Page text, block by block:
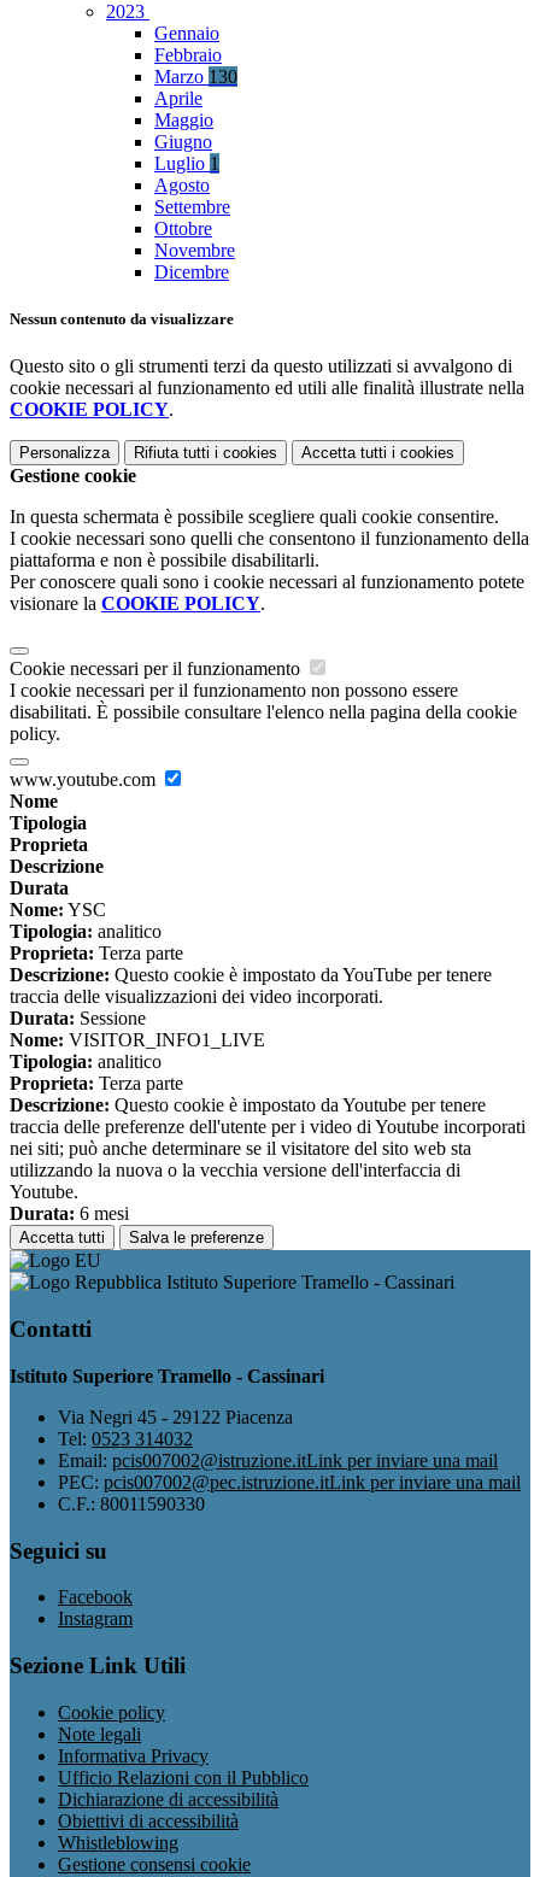
2023
Gennaio
Febbraio
Marzo 130
Aprile
Maggio
Giugno
Luglio 1
Agosto
Settembre
Ottobre
Novembre
Dicembre
Nessun contenuto da visualizzare
Questo sito o gli strumenti terzi da questo utilizzati si avvalgono di
cookie necessari al funzionamento ed utili alle finalità illustrate nella
COOKIE POLICY.
Personalizza Rifiuta tutti i cookies Accetta tutti i cookies
Gestione cookie
In questa schermata è possibile scegliere quali cookie consentire.
I cookie necessari sono quelli che consentono il funzionamento della
piattaforma e non è possibile disabilitarli.
Per conoscere quali sono i cookie necessari al funzionamento potete
visionare la COOKIE POLICY.
Cookie necessari per il funzionamento
I cookie necessari per il funzionamento non possono essere
disabilitati. È possibile consultare l'elenco nella pagina della cookie
policy.
www.youtube.com
Nome
Tipologia
Proprieta
Descrizione
Durata
Nome: YSC
Tipologia: analitico
Proprieta: Terza parte
Descrizione: Questo cookie è impostato da YouTube per tenere
traccia delle visualizzazioni dei video incorporati.
Durata: Sessione
Nome: VISITOR_INFO1_LIVE
Tipologia: analitico
Proprieta: Terza parte
Descrizione: Questo cookie è impostato da Youtube per tenere
traccia delle preferenze dell'utente per i video di Youtube incorporati
nei siti; può anche determinare se il visitatore del sito web sta
utilizzando la nuova o la vecchia versione dell'interfaccia di
Youtube.
Durata: 6 mesi
Accetta tutti Salva le preferenze
Istituto Superiore Tramello - Cassinari
Contatti
Istituto Superiore Tramello - Cassinari
Via Negri 45 - 29122 Piacenza
Tel: 0523 314032
Email: pcis007002@istruzione.itLink per inviare una mail
PEC: pcis007002@pec.istruzione.itLink per inviare una mail
C.F.: 80011590330
Seguici su
Facebook
Instagram
Sezione Link Utili
Cookie policy
Note legali
Informativa Privacy
Ufficio Relazioni con il Pubblico
Dichiarazione di accessibilità
Obiettivi di accessibilità
Whistleblowing
Gestione consensi cookie